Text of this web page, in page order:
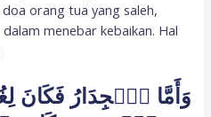
orang tua yang saleh,
menebar kebaikan. Hal
وَأَمَّا ٱلۡجِدَارُ فَكَانَ